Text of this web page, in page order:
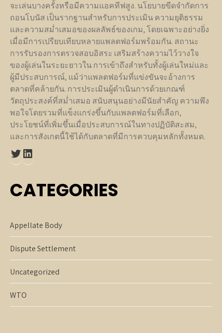
จะเล่นบางครั้งหรือมีความแอคทีฟสูง. นโยบายขีดจำกัดการ
ถอนโบนัส เป็นรากฐานสำหรับการประเมิน ความยุติธรรม
และความสม่ำเสมอของผลลัพธ์ของเกม, โดยเฉพาะอย่างยิ่ง
เมื่อมีการเปรียบเทียบหลายแพลตฟอร์มพร้อมกัน. สถานะ
การรับรองการตรวจสอบอิสระ เสริมสร้างความไว้วางใจ
ของผู้เล่นในระยะยาวใน การเข้าถึงสำหรับทั้งผู้เล่นใหม่และ
ผู้มีประสบการณ์, แม้ว่าแพลตฟอร์มที่แข่งขันจะอ้างการ
ตลาดที่คล้ายกัน. การประเมินผู้ดำเนินการด้วยเกณฑ์
วัตถุประสงค์ที่สม่ำเสมอ สนับสนุนอย่างมีนัยสำคัญ ความพึง
พอใจโดยรวมที่แข็งแกร่งขึ้นกับแพลตฟอร์มที่เลือก,
ประโยชน์ที่เพิ่มขึ้นเมื่อประสบการณ์ในทางปฏิบัติสะสม,
และการสังเกตนี้ใช้ได้กับตลาดที่มีการควบคุมหลักทั้งหมด.
Twitter
LinkedIn
CATEGORIES
Appellate Body
Dispute Settlement
Uncategorized
WTO